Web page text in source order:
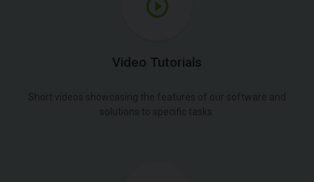
Video Tutorials
Short videos showcasing the features of our software and
solutions to specific tasks.